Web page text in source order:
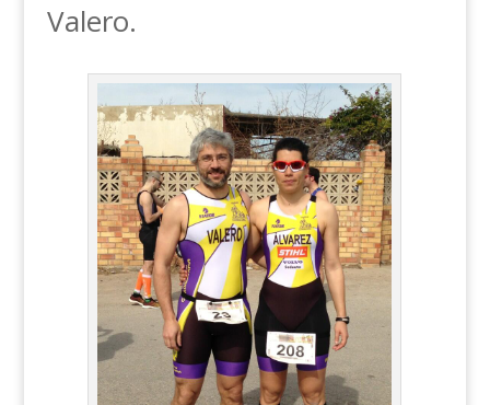
Valero.